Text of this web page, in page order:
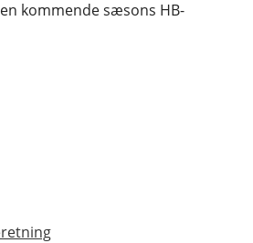
kommende sæsons HB-